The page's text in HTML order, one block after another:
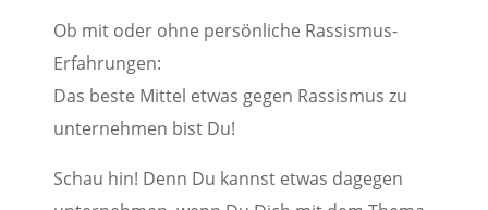
Ob mit oder ohne persönliche Rassismus-
Erfahrungen:
Das beste Mittel etwas gegen Rassismus zu
unternehmen bist Du!
Schau hin! Denn Du kannst etwas dagegen